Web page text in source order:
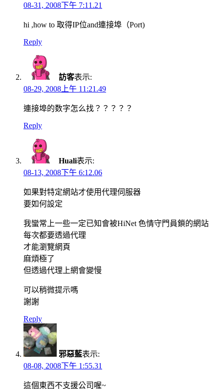
08-31, 2008下午 7:11.21
hi ,how to 取得IP位and連接埠（Port)
Reply
訪客表示:
08-29, 2008上午 11:21.49
連接埠的数字怎么找？？？？？
Reply
Huali表示:
08-13, 2008下午 6:12.06
如果對特定網站才使用代理伺服器
要如何設定
我蠻常上一些一定已知會被HiNet 色情守門員鎖的網站
每次都要透過代理
才能瀏覽網頁
麻煩極了
但透過代理上網會變慢
可以稍微提示嗎
謝謝
Reply
邪惡藍表示:
08-08, 2008下午 1:55.31
這個東西不支援公司喔~